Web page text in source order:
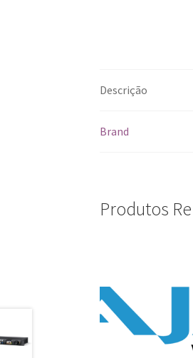
Descrição
Brand
Produtos